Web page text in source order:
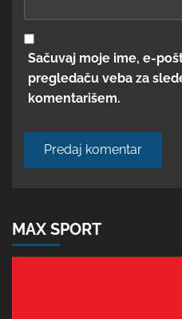
Sačuvaj moje ime, e-
pregledaču veba za
komentarišem.
MAX SPORT